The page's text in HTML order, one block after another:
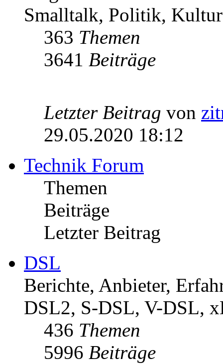
Smalltalk, Politik, Kultur
363 Themen
3641 Beiträge
Letzter Beitrag von
29.05.2020 18:12
Technik Forum
Themen
Beiträge
Letzter Beitrag
DSL
Berichte, Anbieter,
DSL2, S-DSL, V-DSL,
436 Themen
5996 Beiträge